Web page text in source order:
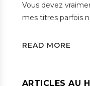
Vous devez
mes titres parfois
READ MORE
ARTICLES AU